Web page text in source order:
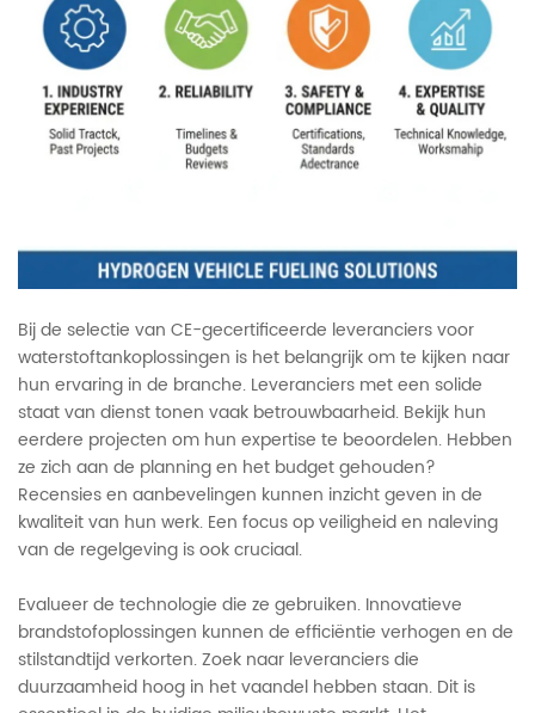
Bij de selectie van CE-gecertificeerde leveranciers voor
waterstoftankoplossingen is het belangrijk om te kijken naar
hun ervaring in de branche. Leveranciers met een solide
staat van dienst tonen vaak betrouwbaarheid. Bekijk hun
eerdere projecten om hun expertise te beoordelen. Hebben
ze zich aan de planning en het budget gehouden?
Recensies en aanbevelingen kunnen inzicht geven in de
kwaliteit van hun werk. Een focus op veiligheid en naleving
van de regelgeving is ook cruciaal.
Evalueer de technologie die ze gebruiken. Innovatieve
brandstofoplossingen kunnen de efficiëntie verhogen en de
stilstandtijd verkorten. Zoek naar leveranciers die
duurzaamheid hoog in het vaandel hebben staan. Dit is